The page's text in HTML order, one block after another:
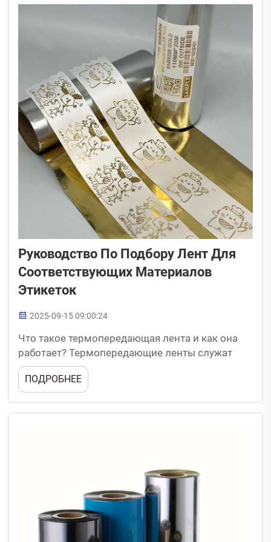
ленты и нанести их на поверхность,
предназначенную для печати. Основной...
Руководство По Подбору Лент Для
Соответствующих Материалов
Этикеток
2025-09-15 09:00:24
Что такое термопередающая лента и как она
работает? Термопередающие ленты служат
основным источником чернил для
промышленных этикеток, обеспечивая печать
текста, штрих-кодов и графики на различных
ПОДРОБНЕЕ